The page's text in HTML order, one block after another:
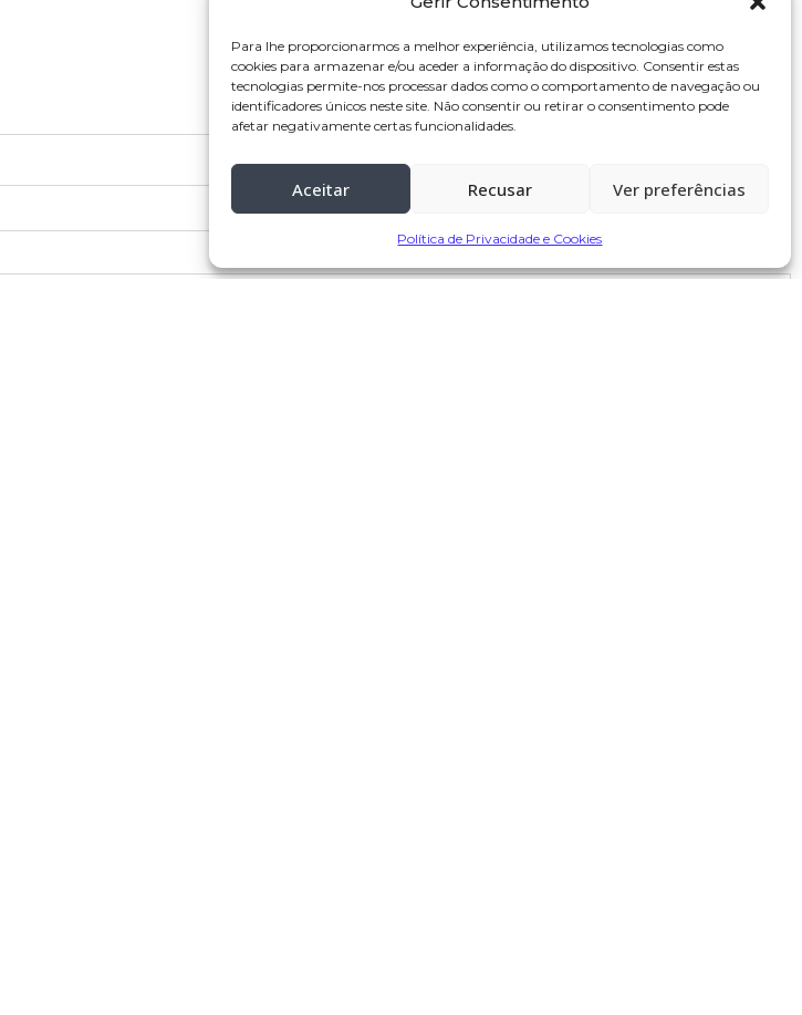
Para lhe proporcionarmos a melhor experiência, utilizamos tecnologias como
cookies para armazenar e/ou aceder a informação do dispositivo. Consentir estas
tecnologias permite-nos processar dados como o comportamento de navegação ou
identificadores únicos neste site. Não consentir ou retirar o consentimento pode
afetar negativamente certas funcionalidades.
Aceitar Recusar Ver preferências
Política de Privacidade e Cookies